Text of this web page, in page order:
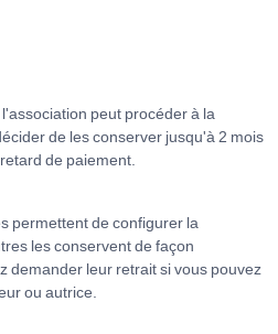
peut procéder à la
de les conserver jusqu'à 2 mois
de paiement.
permettent de configurer la
les conservent de façon
demander leur retrait si vous pouvez
ou autrice.